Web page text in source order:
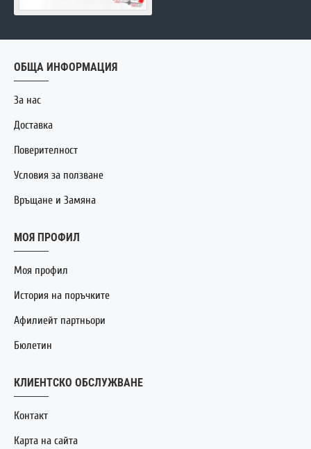
ОБЩА ИНФОРМАЦИЯ
За нас
Доставка
Поверителност
Условия за ползване
Връщане и Замяна
МОЯ ПРОФИЛ
Моя профил
История на поръчките
Афилиейт партньори
Бюлетин
КЛИЕНТСКО ОБСЛУЖВАНЕ
Контакт
Карта на сайта